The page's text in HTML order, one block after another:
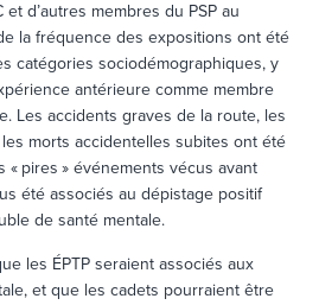
d’autres membres du PSP au
la fréquence des expositions ont été
catégories sociodémographiques, y
antérieure comme membre
Les accidents graves de la route, les
morts accidentelles subites ont été
« pires » événements vécus avant
été associés au dépistage positif
de santé mentale.
les ÉPTP seraient associés aux
et que les cadets pourraient être